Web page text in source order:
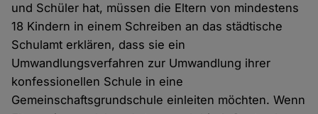
und Schüler hat, müssen die Eltern von mindestens
18 Kindern in einem Schreiben an das städtische
Schulamt erklären, dass sie ein
Umwandlungsverfahren zur Umwandlung ihrer
konfessionellen Schule in eine
Gemeinschaftsgrundschule einleiten möchten. Wenn